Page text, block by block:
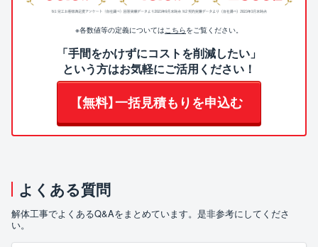
※各数値等の定義については こちらをご覧ください。
「手間をかけずにコストを削減したい」
という方はお気軽にご活用ください！
【無料】一括見積もりを申込む
よくある質問
解体工事でよくあるQ&Aをまとめています。是非参考にしてくださ
い。